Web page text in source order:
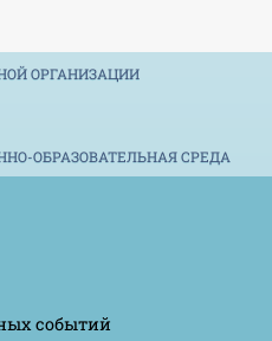
ОРГАНИЗАЦИИ
ОБРАЗОВАТЕЛЬНАЯ СРЕДА
событий